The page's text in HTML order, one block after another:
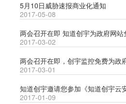
5月10日威胁速报商业化通知
2017-05-08
两会召开在即 知道创宇为政府网
2017-03-02
两会召开在即，创宇监控免费为政
2017-03-01
知道创宇邀请您参加《知道创宇云
2017-01-09